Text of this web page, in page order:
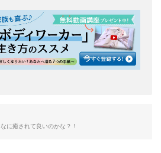
に癒されて良いのかな？！